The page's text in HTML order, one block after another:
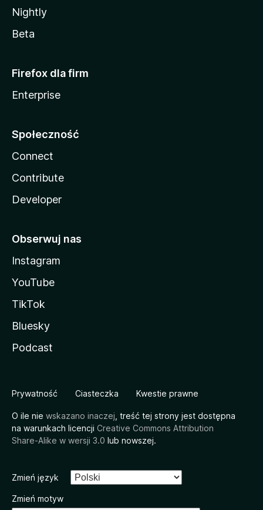
Nightly
Beta
Firefox dla firm
Enterprise
Społeczność
Connect
Contribute
Developer
Obserwuj nas
Instagram
YouTube
TikTok
Bluesky
Podcast
Prywatność Ciasteczka Kwestie prawne
O ile nie wskazano inaczej , treść tej strony jest dostępna
na warunkach licencji Creative Commons Attribution
Share-Alike w wersji 3.0 lub nowszej.
Zmień język
Zmień motyw